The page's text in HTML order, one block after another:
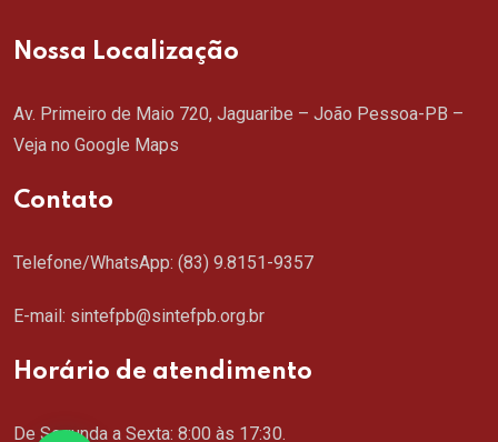
Nossa Localização
Av. Primeiro de Maio 720, Jaguaribe – João Pessoa-PB –
Veja no Google Maps
Contato
Telefone/WhatsApp: (83) 9.8151-9357
E-mail: sintefpb@sintefpb.org.br
Horário de atendimento
De Segunda a Sexta: 8:00 às 17:30.